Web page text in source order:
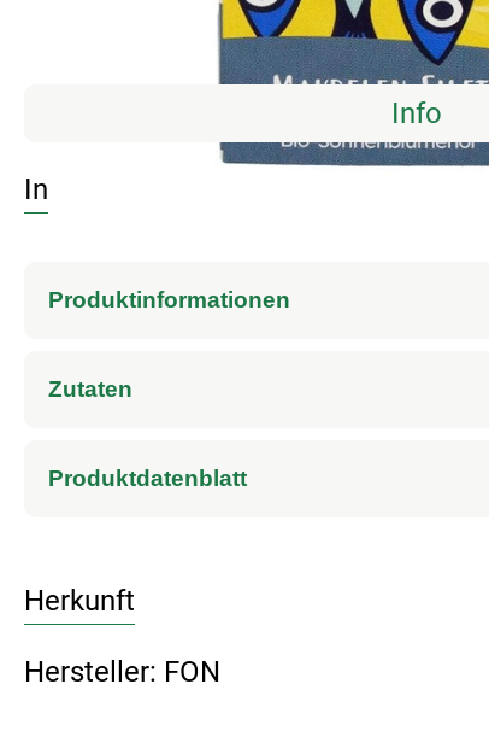
Info
Info
Produktinformationen
Zutaten
Produktdatenblatt
Herkunft
Hersteller: FON